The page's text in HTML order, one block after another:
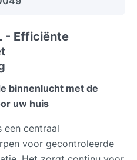
- Efficiënte
binnenlucht met de
uw huis
een centraal
voor gecontroleerde